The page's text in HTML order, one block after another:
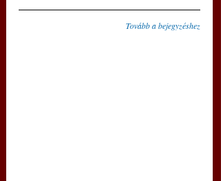
Tovább a bejegyzéshez